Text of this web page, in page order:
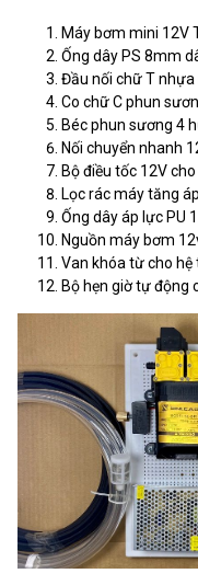
Máy bơm mini 12V
Ống dây PS 8mm
Đầu nối chữ T nhựa
Co chữ C phun
Béc phun sương 4
Nối chuyển nhanh
Bộ điều tốc 12V
Lọc rác máy tăng áp
Ống dây áp lực PU
Nguồn máy bơm
Van khóa từ cho
Bộ hẹn giờ tự động